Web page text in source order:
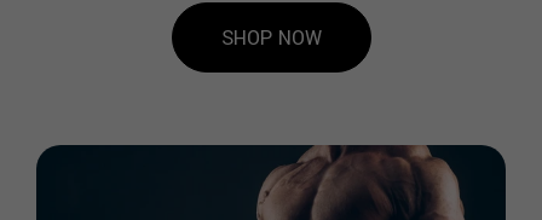
SHOP NOW